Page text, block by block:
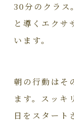
30分のクラス
と導くエクサ
います。
朝の行動はそ
ます。スッキ
日をスタート